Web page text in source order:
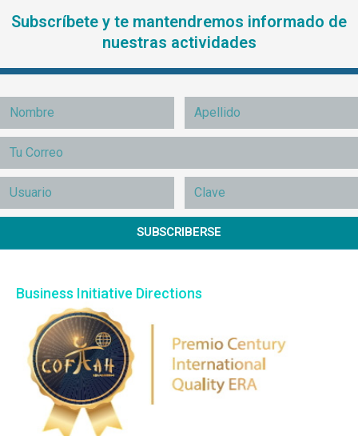
Subscríbete y te mantendremos informado de
nuestras actividades
SUBSCRIBERSE
Business Initiative Directions